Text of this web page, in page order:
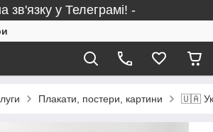
зв'язку у Телеграмі! -
Плакати, постери, картини 🇺🇦